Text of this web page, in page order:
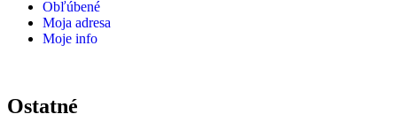
Obľúbené
Moja adresa
Moje info
Ostatné